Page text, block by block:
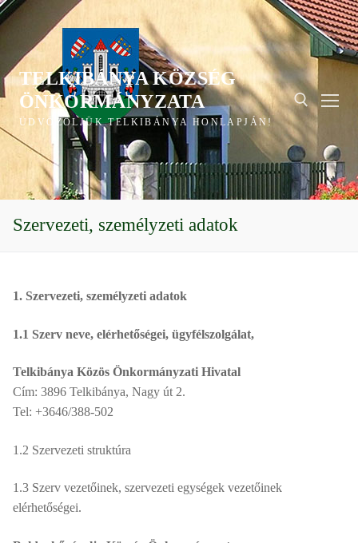
Ugrás
a
tartalomra
TELKIBÁNYA KÖZSÉG
ÖNKORMÁNYZATA
ÜDVÖZÖLJÜK TELKIBÁNYA HONLAPJÁN!
Keresése:
Szervezeti, személyzeti adatok
1. Szervezeti, személyzeti adatok
1.1 Szerv neve, elérhetőségei, ügyfélszolgálat,
Telkibánya Közös Önkormányzati Hivatal
Cím: 3896 Telkibánya, Nagy út 2.
Tel: +3646/388-502
1.2 Szervezeti struktúra
1.3 Szerv vezetőinek, szervezeti egységek vezetőinek
elérhetőségei.